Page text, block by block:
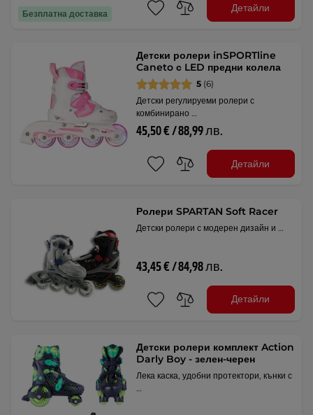
Безплатна доставка Детайли
Детски ролери inSPORTline
Caneto с LED предни колела
5 (6)
Детски регулируеми ролери с
комбинирано …
45,50 € / 88,99 лв.
Детайли
Ролери SPARTAN Soft Racer
Детски ролери с модерен дизайн и …
43,45 € / 84,98 лв.
Детайли
Детски ролери комплект Action
Darly Boy - зелен-черен
Лека каска, удобни протектори, кънки с